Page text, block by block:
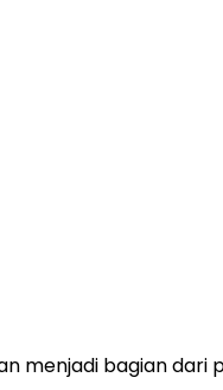
menjadi bagian dari